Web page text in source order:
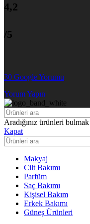
4,2
/5
30 Google Yorumu
Yorum Yapın
Aradığınız ürünleri
Kapat
Makyaj
Cilt Bakımı
Parfüm
Saç Bakımı
Kişisel Bakım
Erkek Bakımı
Güneş Ürünleri